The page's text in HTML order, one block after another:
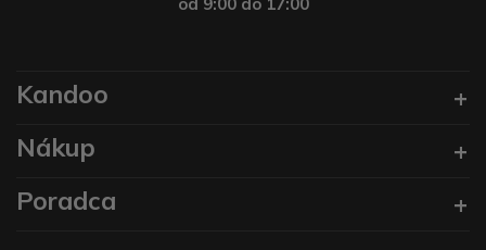
Kandoo
Nákup
Poradca